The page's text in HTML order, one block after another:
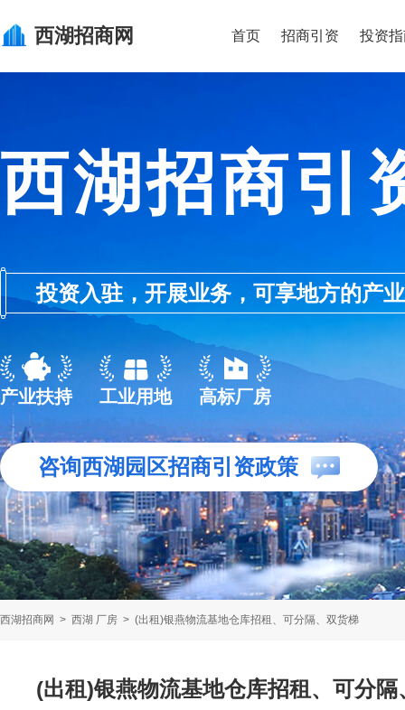
西湖招商网 首页 招商引资 投资
西湖招商引
投资入驻，开展业务，可享地方的产
产业扶持 工业用地 高标厂房
咨询西湖园区招商引资政策
西湖招商网 > 西湖 厂房 > (出租)银燕物流基地仓库招租、可分隔、双货梯
(出租)银燕物流基地仓库招租、可分隔